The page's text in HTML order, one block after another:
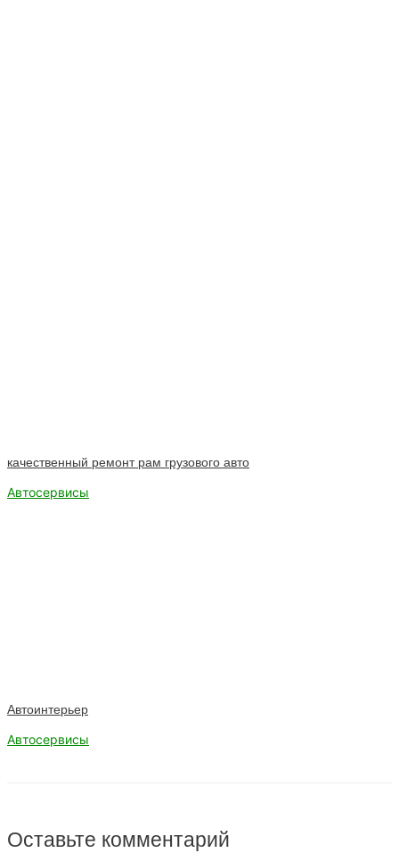
качественный ремонт рам грузового авто
Автосервисы
Автоинтерьер
Автосервисы
Оставьте комментарий